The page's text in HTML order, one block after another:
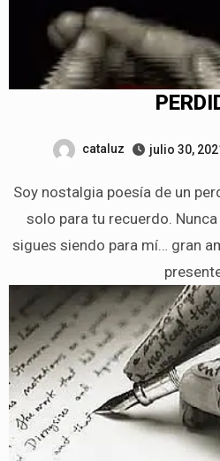
cataluz julio 30,
Soy nostalgia poesía de un perdido enamorado que vive
solo para tu recuerdo.
sigues siendo para mí… gran